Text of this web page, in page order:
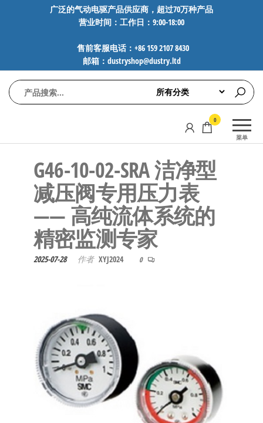
广泛的气动电驱产品供应商，超过70万种产品
营业时间：工作日：9:00-18:00
售前客服电话：+86 159 2107 8430
邮箱：dustryshop@dustry.ltd
动
FESTO、
AVENTICS等
品牌气动
元件，超
化零部
件，正品
保障，全
菜单
0
G46-10-02-SRA 洁净型
减压阀专用压力表
—— 高纯流体系统的
精密监测专家
2025-07-28 作者 XYJ2024 0